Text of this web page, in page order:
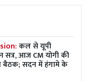
कल से यूपी
सत्र, आज CM योगी की
बैठक; सदन में हंगामे के